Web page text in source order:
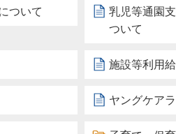
ついて
乳児等通園
ついて
施設等利用
ヤングケア